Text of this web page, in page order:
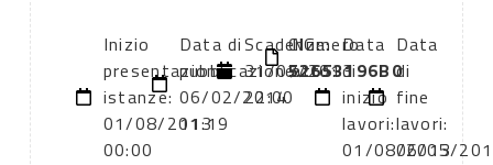
Inizio
presentazione
istanze:
01/08/2013
00:00
Data di
pubblicazione:
06/02/2014
11:19
Scadenza:
31/07/2013
22:00
Numero
atto:
CIG:
52653196B0
Data
di
inizio
lavori:
01/08/2013
Data
di
fine
lavori:
06/05/